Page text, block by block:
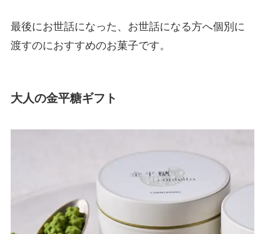
最後にお世話になった、お世話になる方へ個別に
渡すのにおすすめのお菓子です。
大人の金平糖ギフト